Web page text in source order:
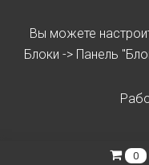
Вы можете
Блоки -> Панель
0